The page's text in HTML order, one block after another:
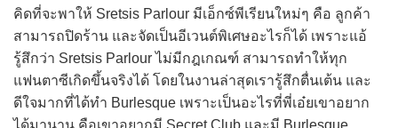
คิดที่จะพาให้ Sretsis Parlour มีเอ็กซ์พีเรียนใหม่ๆ คือ ลูกค้า
สามารถปิดร้าน และจัดเป็นอีเวนต์พิเศษอะไรก็ได้ เพราะแอ้
รู้สึกว่า Sretsis Parlour ไม่มีกฎเกณฑ์ สามารถทำให้ทุก
แฟนตาซีเกิดขึ้นจริงได้ โดยในงานล่าสุดเรารู้สึกตื่นเต้น และ
ดีใจมากที่ได้ทำ Burlesque เพราะเป็นอะไรที่พี่เอ๋ยเขาอยาก
ได้มานาน คือเขาอยากมี Secret Club และมี Burlesque